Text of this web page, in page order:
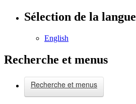
Sélection de la langue
English
Recherche et menus
Recherche et menus